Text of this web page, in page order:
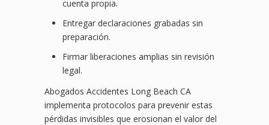
cuenta propia.
Entregar declaraciones grabadas sin
preparación.
Firmar liberaciones amplias sin revisión
legal.
Abogados Accidentes Long Beach CA
implementa protocolos para prevenir estas
pérdidas invisibles que erosionan el valor del